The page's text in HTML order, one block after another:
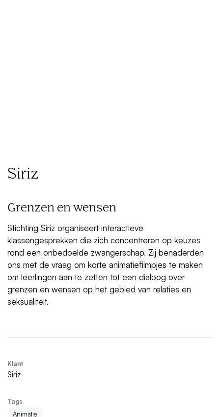
Siriz
Grenzen en wensen
Stichting Siriz organiseert interactieve
klassengesprekken die zich concentreren op keuzes
rond een onbedoelde zwangerschap. Zij benaderden
ons met de vraag om korte animatiefilmpjes te maken
om leerlingen aan te zetten tot een dialoog over
grenzen en wensen op het gebied van relaties en
seksualiteit.
Klant
Siriz
Tags
Animatie